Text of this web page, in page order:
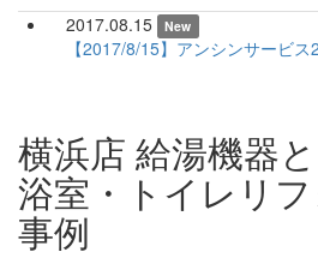
2017.08.15
New
【2017/8/15】アンシンサービス
横浜店 給湯機器
浴室・トイレリ
事例